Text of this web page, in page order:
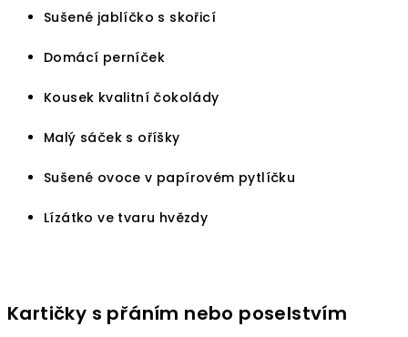
Sušené jablíčko s skořicí
Domácí perníček
Kousek kvalitní čokolády
Malý sáček s oříšky
Sušené ovoce v papírovém pytlíčku
Lízátko ve tvaru hvězdy
Kartičky s přáním nebo poselstvím